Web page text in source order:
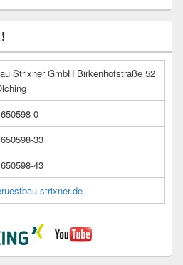
Strixner GmbH Birkenhofstraße 52
0
33
43
strixner.de